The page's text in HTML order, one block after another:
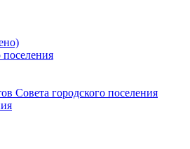
поселения
Совета городского поселения